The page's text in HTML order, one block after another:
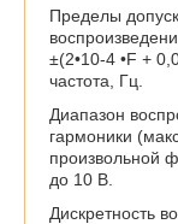
Пределы
±(2•10-4 •F +
частота, Гц.
Диапазон
гармоники
произвольной
до 10 В.
Дискретность